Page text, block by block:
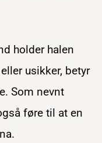
holder halen
usikker, betyr
Som nevnt
føre til at en